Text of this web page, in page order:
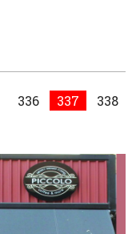
336 337
338